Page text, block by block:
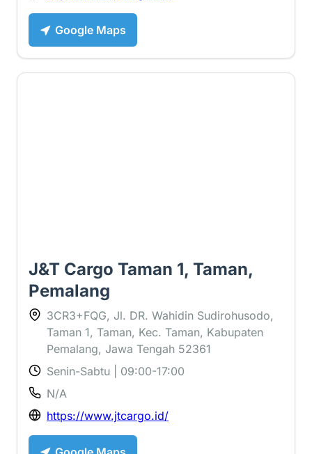
Google Maps
J&T Cargo Taman 1, Taman,
Pemalang
3CR3+FQG, Jl. DR. Wahidin Sudirohusodo,
Taman 1, Taman, Kec. Taman, Kabupaten
Pemalang, Jawa Tengah 52361
Senin-Sabtu | 09:00-17:00
N/A
https://www.jtcargo.id/